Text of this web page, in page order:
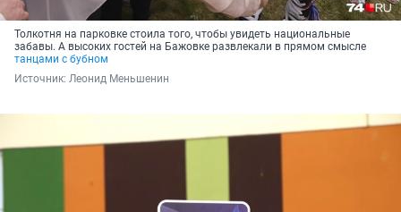
Толкотня на парковке стоила того, чтобы увидеть национальные
забавы. А высоких гостей на Бажовке развлекали в прямом смысле
танцами с бубном
Источник: Леонид Меньшенин